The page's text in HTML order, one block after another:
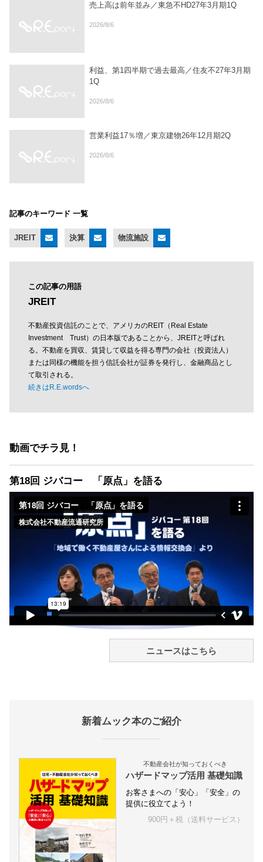
売上高は前年並み／東急不HD27年3月期1Q
2026/8/6
利益、第1四半期で過去最高／住友不27年3月期
1Q
2026/8/6
営業利益17％増／東京建物26年12月期2Q
2026/8/6
記事のキーワード 一覧
JREIT 決算 物流施設
この記事の用語
JREIT
不動産投資信託のことで、アメリカのREIT（Real Estate
Investment Trust）の日本版であることから、JREITと呼ばれ
る。不動産を買収、賃貸して収益を得る専門の会社（投資法人）
または同様の機能を担う信託会社が証券を発行し、金融商品とし
て取引される。
続きはR.E.wordsへ
動画でチラ見！
第18回 ジバコー 「原点」を語る
ニュースはこちら
新着ムック本のご紹介
不動産会社が知っておくべき
ハザードマップ活用 基礎知識
お客さまへの「安心」「安全」の
提供に役立てよう！
900円＋税（送料サービス）